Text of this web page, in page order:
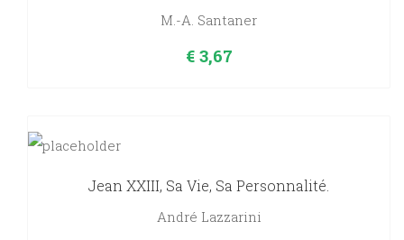
M.-A. Santaner
€3,67
Jean XXIII, Sa Vie, Sa Personnalité.
André Lazzarini